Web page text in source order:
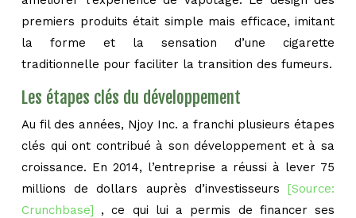
premiers produits était simple mais efficace, imitant
la forme et la sensation d’une cigarette
traditionnelle pour faciliter la transition des fumeurs.
Les étapes clés du développement
Au fil des années, Njoy Inc. a franchi plusieurs étapes
clés qui ont contribué à son développement et à sa
croissance. En 2014, l’entreprise a réussi à lever 75
millions de dollars auprès d’investisseurs [Source:
Crunchbase] , ce qui lui a permis de financer ses